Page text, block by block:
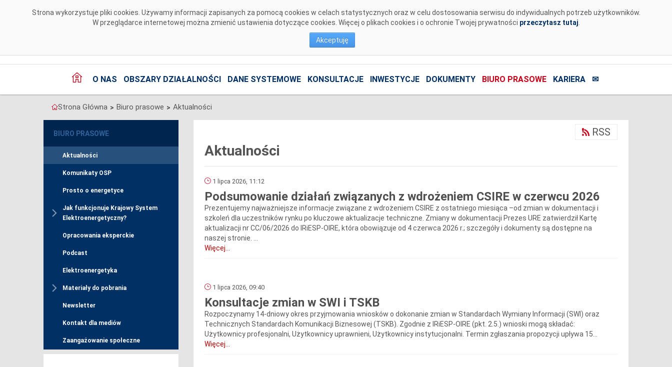
Strona wykorzystuje pliki cookies. Używamy informacji zapisanych za pomocą cookies w celach statystycznych oraz w celu dostosowania serwisu do indywidualnych potrzeb użytkowników.
W przeglądarce internetowej można zmienić ustawienia dotyczące cookies. Więcej o plikach cookies i o ochronie Twojej prywatności przeczytasz tutaj
Akceptuję
O NAS OBSZARY DZIAŁALNOŚCI DANE SYSTEMOWE KONSULTACJE INWESTYCJE DOKUMENTY BIURO PRASOWE KARIERA ✉
Strona Główna > Biuro prasowe > Aktualności
BIURO PRASOWE
Aktualności
Komunikaty OSP
Prosto o energetyce
Jak funkcjonuje Krajowy System
Elektroenergetyczny?
Opracowania eksperckie
Podcast
Elektroenergetyka
Materiały do pobrania
Newsletter
Kontakt dla mediów
Zaangażowanie społeczne
Aktualności
RSS
1 lipca 2026, 11:12
Podsumowanie działań związanych z wdrożeniem CSIRE w czerwcu 2026
Prezentujemy najważniejsze informacje związane z wdrożeniem CSIRE z ostatniego miesiąca –od zmian w dokumentacji i
szkoleń dla uczestników rynku po kluczowe aktualizacje techniczne. Zmiany w dokumentacji Prezes URE zatwierdził Kartę
aktualizacji nr CC/06/2026 do IRiESP‑OIRE, która obowiązuje od 4 czerwca 2026 r.; szczegóły i dokumenty są dostępne na
naszej stronie. ...
Więcej...
1 lipca 2026, 09:40
Konsultacje zmian w SWI i TSKB
Rozpoczynamy 14-dniowy okres przyjmowania wniosków o dokonanie zmian w Standardach Wymiany Informacji (SWI) oraz
Technicznych Standardach Komunikacji Biznesowej (TSKB). Zgodnie z IRiESP-OIRE (pkt. 2.5.) wnioski mogą składać:
Użytkownicy profesjonalni, Użytkownicy uprawnieni, Użytkownicy instytucjonalni. Termin zgłaszania propozycji upływa 15...
Więcej...